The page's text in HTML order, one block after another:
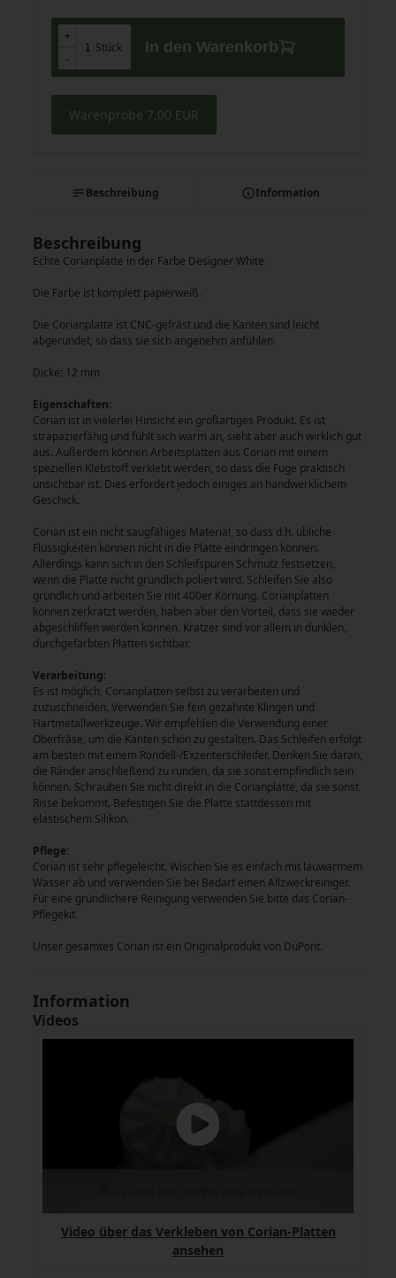
+
-
Stück
+
-
In den Warenkorb
Warenprobe 7,00 EUR
Beschreibung Information
Beschreibung
Echte Corianplatte in der Farbe Designer White.
Die Farbe ist komplett papierweiß.
Die Corianplatte ist CNC-gefräst und die Kanten sind leicht
abgerundet, so dass sie sich angenehm anfühlen.
Dicke: 12 mm
Eigenschaften:
Corian ist in vielerlei Hinsicht ein großartiges Produkt. Es ist
strapazierfähig und fühlt sich warm an, sieht aber auch wirklich gut
aus. Außerdem können Arbeitsplatten aus Corian mit einem
speziellen Klebstoff verklebt werden, so dass die Fuge praktisch
unsichtbar ist. Dies erfordert jedoch einiges an handwerklichem
Geschick.
Corian ist ein nicht saugfähiges Material, so dass d.h. übliche
Flüssigkeiten können nicht in die Platte eindringen können.
Allerdings kann sich in den Schleifspuren Schmutz festsetzen,
wenn die Platte nicht gründlich poliert wird. Schleifen Sie also
gründlich und arbeiten Sie mit 400er Körnung. Corianplatten
können zerkratzt werden, haben aber den Vorteil, dass sie wieder
abgeschliffen werden können. Kratzer sind vor allem in dunklen,
durchgefärbten Platten sichtbar.
Verarbeitung:
Es ist möglich, Corianplatten selbst zu verarbeiten und
zuzuschneiden. Verwenden Sie fein gezahnte Klingen und
Hartmetallwerkzeuge. Wir empfehlen die Verwendung einer
Oberfräse, um die Kanten schön zu gestalten. Das Schleifen erfolgt
am besten mit einem Rondell-/Exzenterschleifer. Denken Sie daran,
die Ränder anschließend zu runden, da sie sonst empfindlich sein
können. Schrauben Sie nicht direkt in die Corianplatte, da sie sonst
Risse bekommt. Befestigen Sie die Platte stattdessen mit
elastischem Silikon.
Pflege:
Corian ist sehr pflegeleicht. Wischen Sie es einfach mit lauwarmem
Wasser ab und verwenden Sie bei Bedarf einen Allzweckreiniger.
Für eine gründlichere Reinigung verwenden Sie bitte das Corian-
Pflegekit.
Unser gesamtes Corian ist ein Originalprodukt von DuPont.
Information
Videos
Video über das Verkleben von Corian-Platten
ansehen